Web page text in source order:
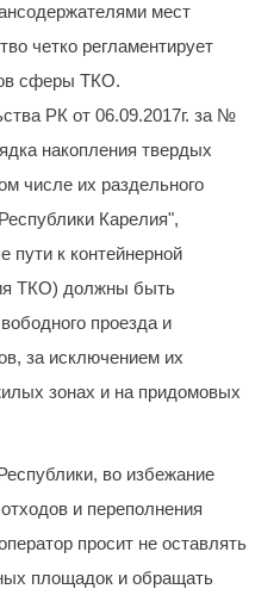
мест
четко регламентирует
сферы ТКО.
РК от 06.09.2017г. за №
накопления твердых
числе их раздельного
Карелия",
пути к контейнерной
ТКО) должны быть
проезда и
за исключением их
зонах и на придомовых
во избежание
и переполнения
просит не оставлять
площадок и обращать